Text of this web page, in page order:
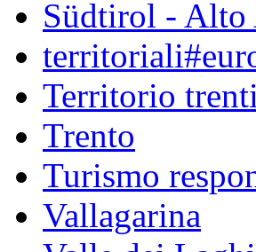
Südtirol - Alto
Territorio
Trento
Turismo
Vallagarina